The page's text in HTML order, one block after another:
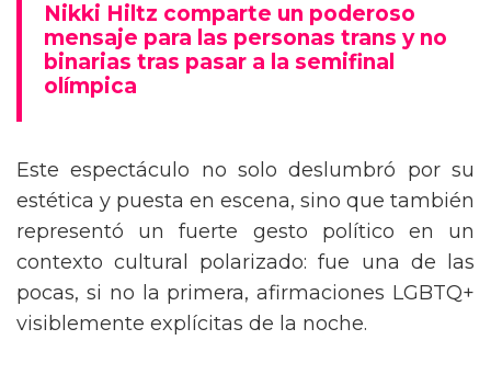
Nikki Hiltz comparte un poderoso
mensaje para las personas trans y no
binarias tras pasar a la semifinal
olímpica
Este espectáculo no solo deslumbró por su
estética y puesta en escena, sino que también
representó un fuerte gesto político en un
contexto cultural polarizado: fue una de las
pocas, si no la primera, afirmaciones LGBTQ+
visiblemente explícitas de la noche.